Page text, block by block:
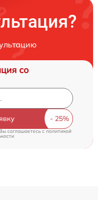
со
соглашаетесь cполитикой